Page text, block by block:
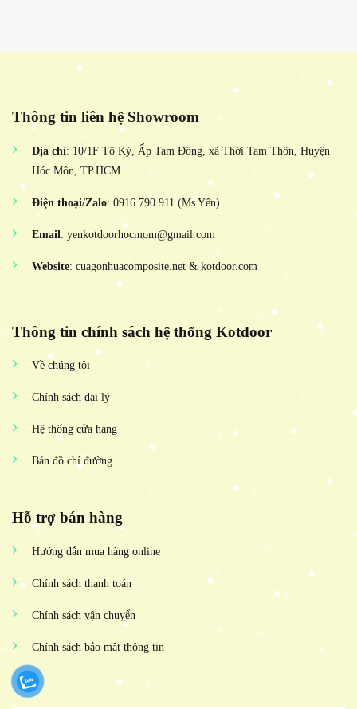
Thông tin liên hệ Showroom
Địa chỉ: 10/1F Tô Ký, Ấp Tam Đông, xã Thới Tam Thôn, Huyện
Hóc Môn, TP.HCM
Điện thoại/Zalo: 0916.790.911 (Ms Yến)
Email: yenkotdoorhocmom@gmail.com
Website: cuagonhuacomposite.net & kotdoor.com
Thông tin chính sách hệ thống Kotdoor
Về chúng tôi
Chính sách đại lý
Hệ thống cửa hàng
Bản đồ chỉ đường
Hỗ trợ bán hàng
Hướng dẫn mua hàng online
Chính sách thanh toán
Chính sách vận chuyển
Chính sách bảo mật thông tin